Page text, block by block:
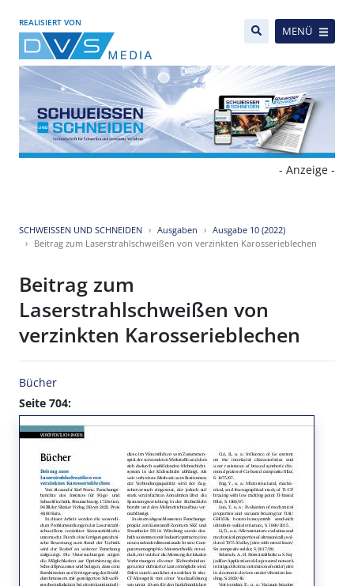
REALISIERT VON
MENÜ
- Anzeige -
SCHWEISSEN UND SCHNEIDEN Ausgaben
Ausgabe 10 (2022)
Beitrag zum Laserstrahlschweißen von verzinkten Karosserieblechen
Beitrag zum
Laserstrahlschweißen von
verzinkten Karosserieblechen
Bücher
Seite 704: